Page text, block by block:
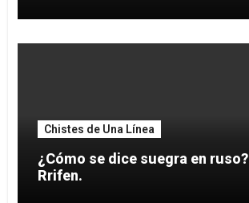
Chistes de Una Línea
¿Cómo se dice suegra en ruso? Kela
Rrifen.